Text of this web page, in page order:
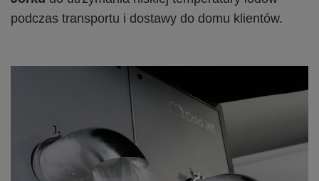
podczas transportu i dostawy do domu klientów.